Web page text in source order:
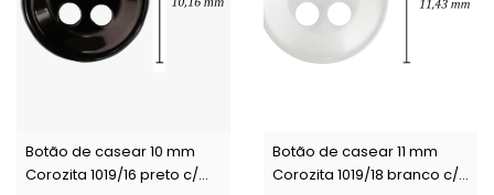
Botão de casear 10 mm
Corozita 1019/16 preto c/
Botão de casear 11 mm
Corozita 1019/18 branco c/